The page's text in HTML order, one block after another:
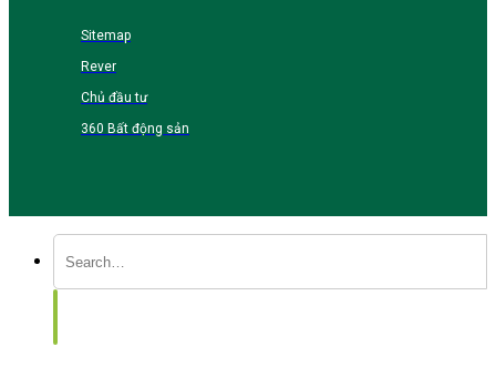
Sitemap
Rever
Chủ đầu tư
360 Bất động sản